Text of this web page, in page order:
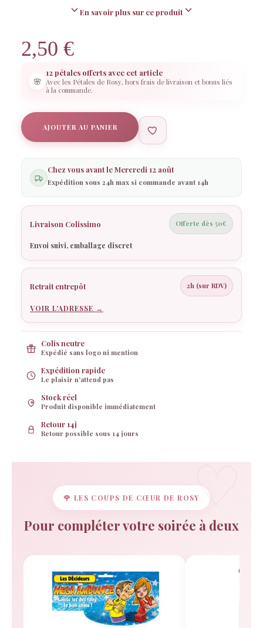
En savoir plus sur ce produit
2,50 €
🌸
12 pétales offerts avec cet article
Avec les Pétales de Rosy, hors frais de livraison et bonus liés
à la commande.
AJOUTER AU PANIER
Chez vous avant leMercredi 12 août
Expédition sous 24h max si commande avant 14h
Livraison Colissimo Offerte dès 50€
Envoi suivi, emballage discret
Retrait entrepôt 2h (sur RDV)
VOIR L'ADRESSE →
Colis neutre
Expédié sans logo ni mention
Expédition rapide
Le plaisir n'attend pas
Stock réel
Produit disponible immédiatement
Retour 14j
Retour possible sous 14 jours
🌹 LES COUPS DE CŒUR DE ROSY
Pour compléter votre soirée à deux
Rosy réfléchit…